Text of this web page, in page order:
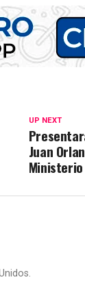
UP NEXT
Juan